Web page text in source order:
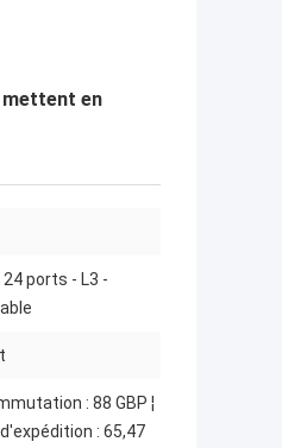
mettent en
ports - L3 -
: 88 GBP ¦
: 65,47